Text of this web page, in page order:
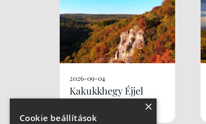
2026-09-04
Kakukkhegy Éjjel
×
Cookie beállítások